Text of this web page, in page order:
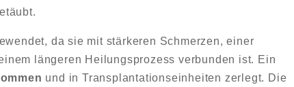
da sie mit stärkeren Schmerzen, einer
längeren Heilungsprozess verbunden ist. Ein
und in Transplantationseinheiten zerlegt. Die